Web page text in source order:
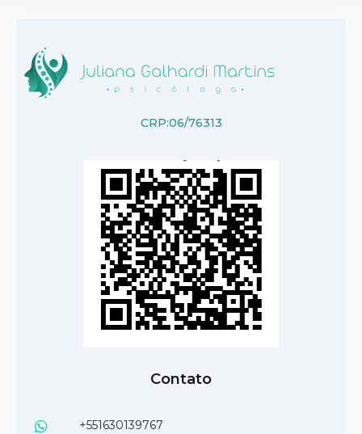
CRP:06/76313
Contato
+551630139767